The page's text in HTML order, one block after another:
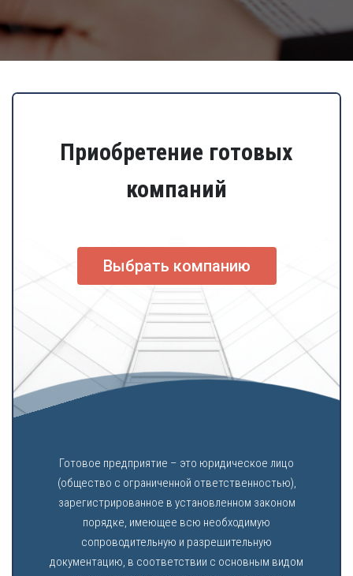
Приобретение готовых
компаний
Выбрать компанию
Готовое предприятие – это юридическое лицо
(общество с ограниченной ответственностью),
зарегистрированное в установленном законом
порядке, имеющее всю необходимую
сопроводительную и разрешительную
документацию, в соответствии с основным видом